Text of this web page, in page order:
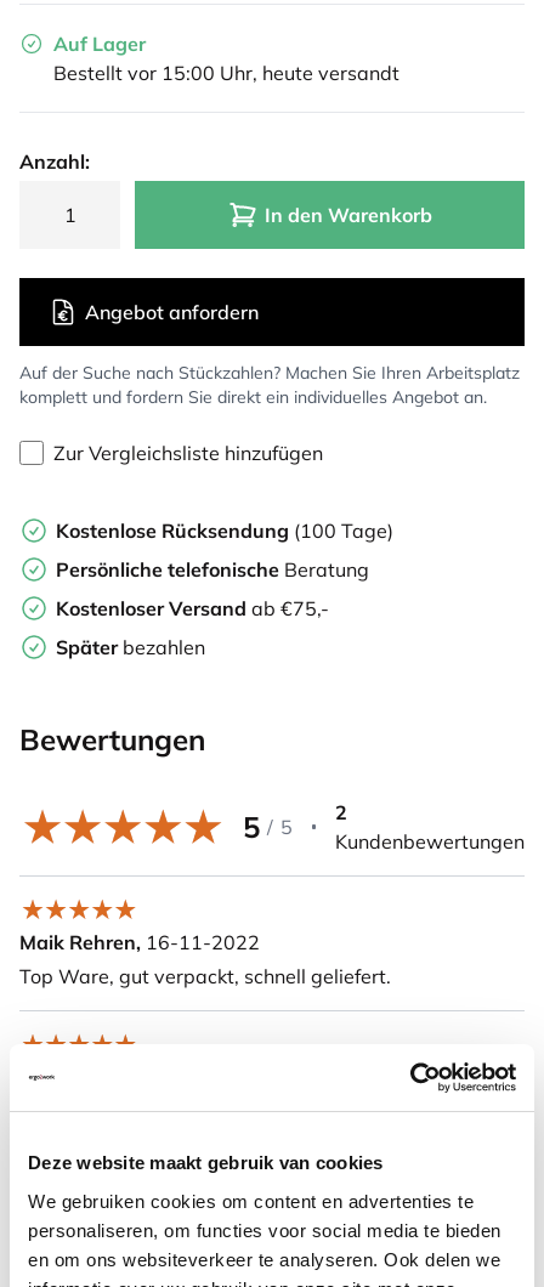
Deze website maakt gebruik van cookies
We gebruiken cookies om content en advertenties te
personaliseren, om functies voor social media te bieden
en om ons websiteverkeer te analyseren. Ook delen we
Auf Lager
Bestellt vor 15:00 Uhr, heute versandt
Anzahl:
In den Warenkorb
Auf der Suche nach Stückzahlen? Machen Sie Ihren Arbeitsplatz
komplett und fordern Sie direkt ein individuelles Angebot an.
Angebot anfordern
Zur Vergleichsliste hinzufügen
Kostenlose Rücksendung (100 Tage)
Persönliche telefonische Beratung
Kostenloser Versand ab €75,-
Später bezahlen
Bewertungen
5 / 5
2
Kundenbewertungen
Maik Rehren, 16-11-2022
Top Ware, gut verpackt, schnell geliefert.
Alexander Becker,
Sehr gute Verarbeitung und Qualität.
Weitere Informationen